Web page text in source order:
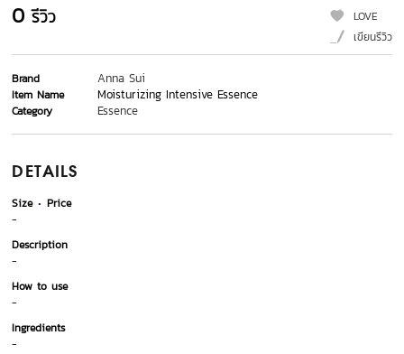
0 รีวิว
LOVE
เขียนรีวิว
Brand Anna Sui
Item Name Moisturizing Intensive Essence
Category Essence
DETAILS
Size
Price
-
Description
-
How to use
-
Ingredients
-